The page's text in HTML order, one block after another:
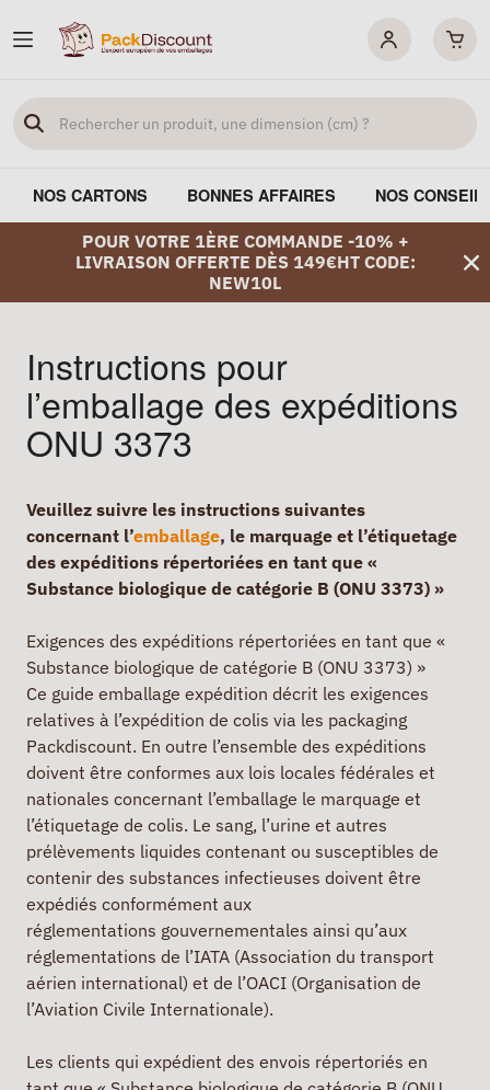
NOS CARTONS BONNES AFFAIRES NOS
POUR VOTRE 1ÈRE COMMANDE -10% +
LIVRAISON OFFERTE DÈS 149€HT CODE:
NEW10L
Instructions pour
l’emballage des expéditions
ONU 3373
Veuillez suivre les instructions suivantes
concernant l’emballage, le marquage et l’étiquetage
des expéditions répertoriées en tant que «
Substance biologique de catégorie B (ONU 3373) »
Exigences des expéditions répertoriées en tant que «
Substance biologique de catégorie B (ONU 3373) »
Ce guide emballage expédition décrit les exigences
relatives à l’expédition de colis via les packaging
Packdiscount. En outre l’ensemble des expéditions
doivent être conformes aux lois locales fédérales et
nationales concernant l’emballage le marquage et
l’étiquetage de colis. Le sang, l’urine et autres
prélèvements liquides contenant ou susceptibles de
contenir des substances infectieuses doivent être
expédiés conformément aux
réglementations gouvernementales ainsi qu’aux
réglementations de l’IATA (Association du transport
aérien international) et de l’OACI (Organisation de
l’Aviation Civile Internationale).
Les clients qui expédient des envois répertoriés en